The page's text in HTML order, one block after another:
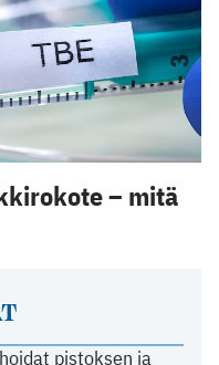
pistoksen ja
– mitä